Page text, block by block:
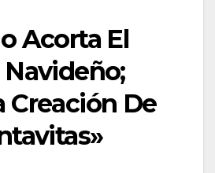
Acorta El
Creación De